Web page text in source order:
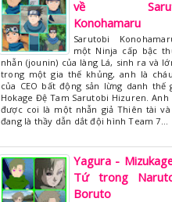
về
Konohamaru
Sarutobi
một Ninja cấp bậc
nhẫn (jounin) của làng Lá, sinh ra và
trong một gia thế khủng, anh là
của CEO bất động sản lừng danh thế
Hokage Đệ Tam Sarutobi Hizuren. Anh
được coi là một nhẫn giả Thiên tài và
đang là thầy dẫn dắt đội hình Team 7…
Yagura -
Tứ trong
Boruto